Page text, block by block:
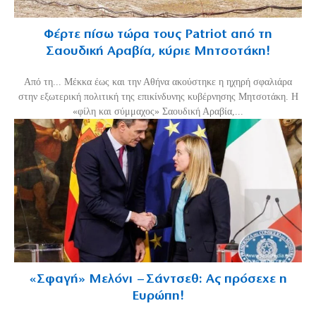
Φέρτε πίσω τώρα τους Patriot από τη
Σαουδική Αραβία, κύριε Μητσοτάκη!
Από τη... Μέκκα έως και την Αθήνα ακούστηκε η ηχηρή σφαλιάρα
στην εξωτερική πολιτική της επικίνδυνης κυβέρνησης Μητσοτάκη. Η
«φίλη και σύμμαχος» Σαουδική Αραβία,...
«Σφαγή» Μελόνι – Σάντσεθ: Ας πρόσεχε η
Ευρώπη!